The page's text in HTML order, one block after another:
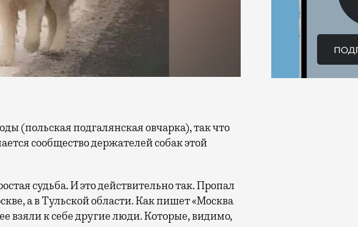
сообщество держателей собак этой
судьба. И это действительно так. Пропал
а в Тульской области. Как пишет «Москва
взяли к себе другие люди. Которые, видимо,